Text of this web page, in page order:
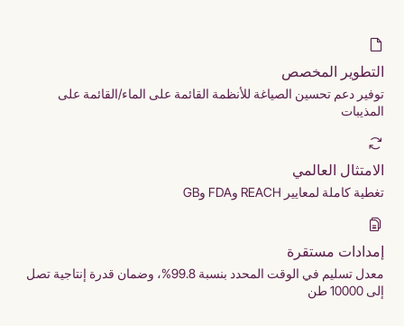
التطوير المخصص
توفير دعم تحسين الصياغة للأنظمة القائمة على الماء/القائمة على
المذيبات
الامتثال العالمي
تغطية كاملة لمعايير REACH وFDA وGB
إمدادات مستقرة
معدل تسليم في الوقت المحدد بنسبة 99.8%، وضمان قدرة إنتاجية تصل
إلى 10000 طن